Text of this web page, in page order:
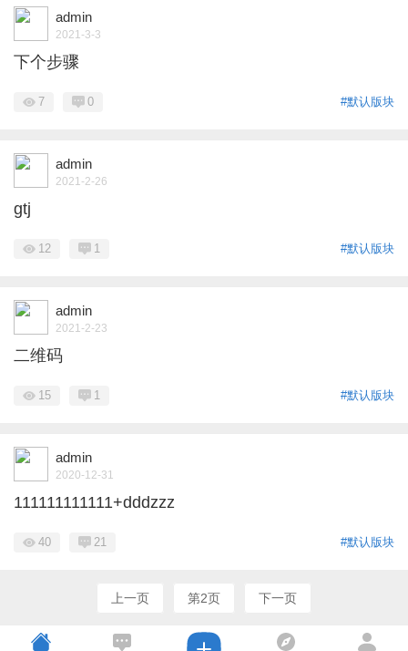
admin
2021-3-3
下个步骤
#默认版块
7 0
admin
2021-2-26
gtj
#默认版块
12 1
admin
2021-2-23
二维码
#默认版块
15 1
admin
2020-12-31
111111111111+dddzzz
#默认版块
40 21
上一页 第2页 下一页